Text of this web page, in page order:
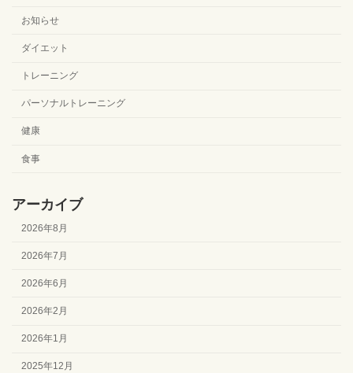
お知らせ
ダイエット
トレーニング
パーソナルトレーニング
健康
食事
アーカイブ
2026年8月
2026年7月
2026年6月
2026年2月
2026年1月
2025年12月